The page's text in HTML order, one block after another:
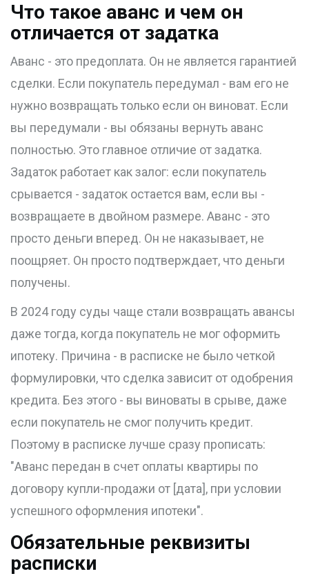
Что такое аванс и чем он
отличается от задатка
Аванс - это предоплата. Он не является гарантией
сделки. Если покупатель передумал - вам его не
нужно возвращать только если он виноват. Если
вы передумали - вы обязаны вернуть аванс
полностью. Это главное отличие от задатка.
Задаток работает как залог: если покупатель
срывается - задаток остается вам, если вы -
возвращаете в двойном размере. Аванс - это
просто деньги вперед. Он не наказывает, не
поощряет. Он просто подтверждает, что деньги
получены.
В 2024 году суды чаще стали возвращать авансы
даже тогда, когда покупатель не мог оформить
ипотеку. Причина - в расписке не было четкой
формулировки, что сделка зависит от одобрения
кредита. Без этого - вы виноваты в срыве, даже
если покупатель не смог получить кредит.
Поэтому в расписке лучше сразу прописать:
"Аванс передан в счет оплаты квартиры по
договору купли-продажи от [дата], при условии
успешного оформления ипотеки".
Обязательные реквизиты
расписки